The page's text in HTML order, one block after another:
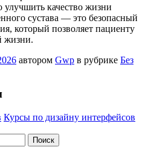
улучшить качество жизни
сустава — это безопасный
который позволяет пациенту
жизни.
автором Gwp в рубрике Без
Курсы по дизайну интерфейсов